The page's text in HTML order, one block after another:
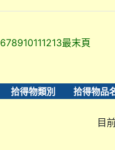
678910111213最末頁
拾得物類別 拾得物品
目